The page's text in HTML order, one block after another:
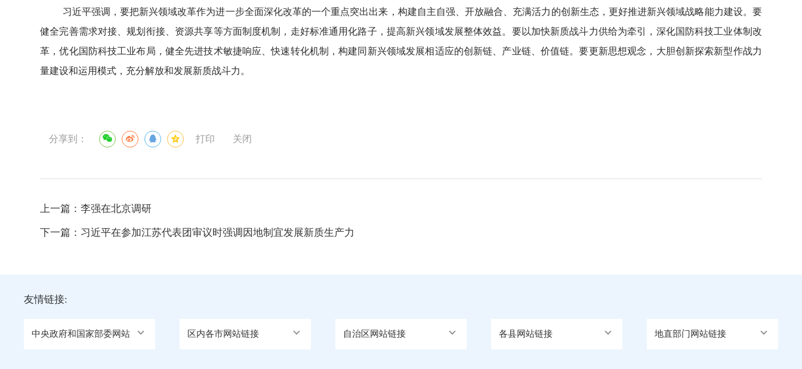
习近平强调，要把新兴领域改革作为进一步全面深化改革的一个重点突出出来，构建自主自强、开放融合、充满活力的创新生态，更好推进新兴领域战略能力建设。要
健全完善需求对接、规划衔接、资源共享等方面制度机制，走好标准通用化路子，提高新兴领域发展整体效益。要以加快新质战斗力供给为牵引，深化国防科技工业体制改
革，优化国防科技工业布局，健全先进技术敏捷响应、快速转化机制，构建同新兴领域发展相适应的创新链、产业链、价值链。要更新思想观念，大胆创新探索新型作战力
量建设和运用模式，充分解放和发展新质战斗力。
分享到： 打印 关闭
上一篇：李强在北京调研
下一篇： 习近平在参加江苏代表团审议时强调因地制宜发展新质生产力
友情链接:
中央政府和国家部委网站 区内各市网站链接 自治区网站链接 各县网站链接 地直部门网站链接